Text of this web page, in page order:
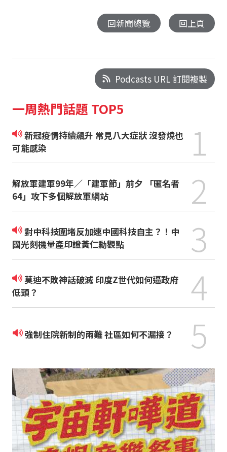
回新聞總覽 回上頁
Podcasts URL 訂閱複製
一周熱門話題 TOP5
新冠疫情持續飆升 常見八大症狀 沒發燒也
可能感染
1
解放軍建軍99年／「建軍節」前夕 「匿名者
64」攻下多個解放軍網站
2
對中科技圍堵反加速中國科技自主？！中
國光刻機量產印證黃仁勳觀點
3
莫迪不敗神話破滅 印度Z世代如何逼政府
低頭？
4
強制住院新制的兩難 社區如何不漏接？ 5